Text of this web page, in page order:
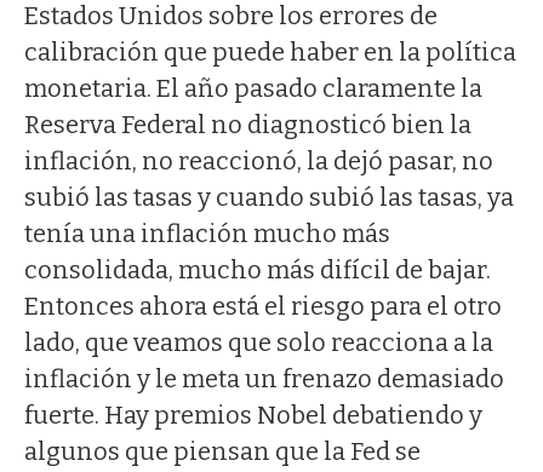
Estados Unidos sobre los errores de
calibración que puede haber en la política
monetaria. El año pasado claramente la
Reserva Federal no diagnosticó bien la
inflación, no reaccionó, la dejó pasar, no
subió las tasas y cuando subió las tasas, ya
tenía una inflación mucho más
consolidada, mucho más difícil de bajar.
Entonces ahora está el riesgo para el otro
lado, que veamos que solo reacciona a la
inflación y le meta un frenazo demasiado
fuerte. Hay premios Nobel debatiendo y
algunos que piensan que la Fed se